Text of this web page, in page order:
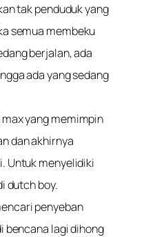
tak penduduk yang
semua membeku
berjalan, ada
ada yang sedang
yang memimpin
dan akhirnya
Untuk menyelidiki
dutch boy.
penyeban
bencana lagi dihong